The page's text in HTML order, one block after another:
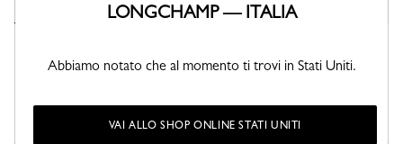
Taffetà tecnico - Lime
+ 4
Crêpe - Nero
LONGCHAMP — ITALIA
Abbiamo notato che al momento ti trovi in Stati Uniti.
VAI ALLO SHOP ONLINE STATI UNITI